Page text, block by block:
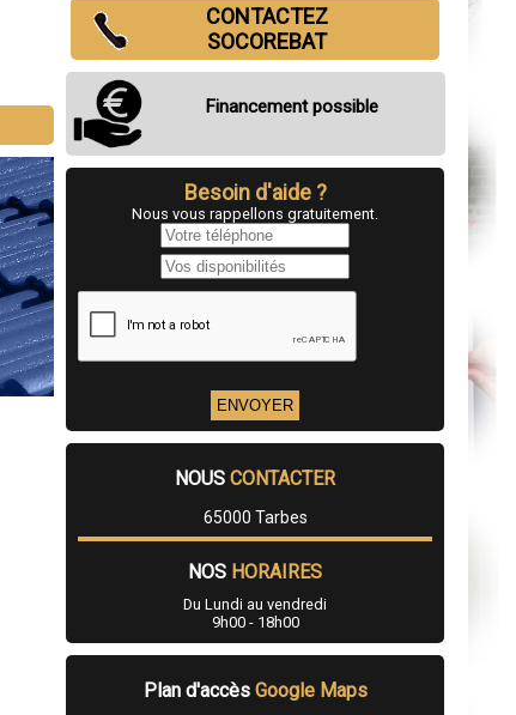
CONTACTEZ
SOCOREBAT
Financement possible
Besoin d'aide ?
Nous vous rappellons gratuitement.
NOUS CONTACTER
65000 Tarbes
NOS HORAIRES
Du Lundi au vendredi
9h00 - 18h00
Plan d'accès Google Maps